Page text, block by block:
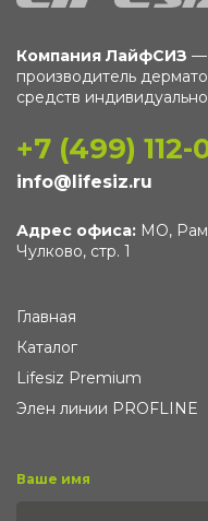
Компания ЛайфСИЗ —
производитель
средств
+7 (499) 112-
info@lifesiz.ru
Адрес офиса: МО,
Чулково, стр. 1
Главная
Каталог
Lifesiz Premium
Элен линии PROFLINE
Ваше имя